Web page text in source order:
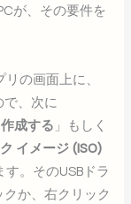
が、その要件を
の画面上に、
で、次に
成する 」もしく
イメージ (ISO)
す。そのUSBドラ
クか、右クリック